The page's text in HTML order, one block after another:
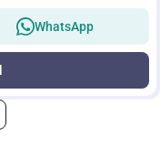
WhatsApp